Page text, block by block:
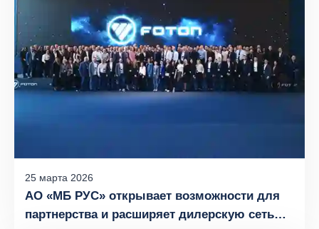
25 марта 2026
АО «МБ РУС» открывает возможности для
партнерства и расширяет дилерскую сеть